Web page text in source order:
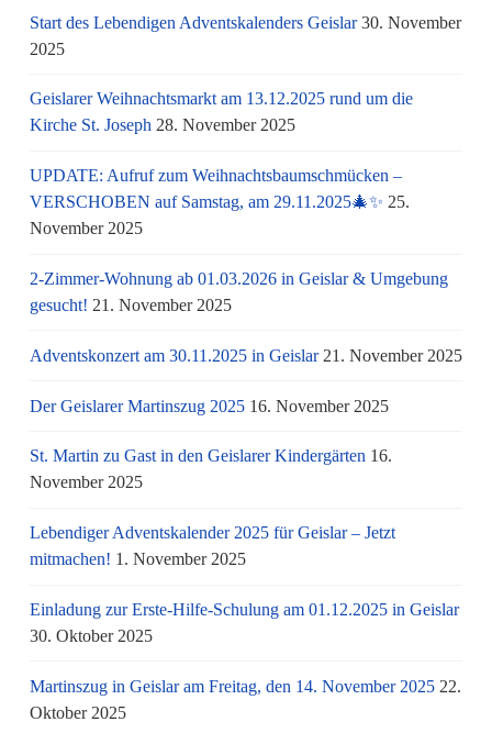
Start des Lebendigen Adventskalenders Geislar 30. November
2025
Geislarer Weihnachtsmarkt am 13.12.2025 rund um die
Kirche St. Joseph 28. November 2025
UPDATE: Aufruf zum Weihnachtsbaumschmücken –
VERSCHOBEN auf Samstag, am 29.11.2025🎄✨ 25.
November 2025
2-Zimmer-Wohnung ab 01.03.2026 in Geislar & Umgebung
gesucht! 21. November 2025
Adventskonzert am 30.11.2025 in Geislar 21. November 2025
Der Geislarer Martinszug 2025 16. November 2025
St. Martin zu Gast in den Geislarer Kindergärten 16.
November 2025
Lebendiger Adventskalender 2025 für Geislar – Jetzt
mitmachen! 1. November 2025
Einladung zur Erste-Hilfe-Schulung am 01.12.2025 in Geislar
30. Oktober 2025
Martinszug in Geislar am Freitag, den 14. November 2025 22.
Oktober 2025